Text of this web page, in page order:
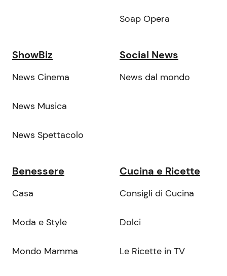
Soap Opera
ShowBiz
News Cinema
News Musica
News Spettacolo
Social News
News dal mondo
Benessere
Casa
Moda e Style
Mondo Mamma
Cucina e Ricette
Consigli di Cucina
Dolci
Le Ricette in TV